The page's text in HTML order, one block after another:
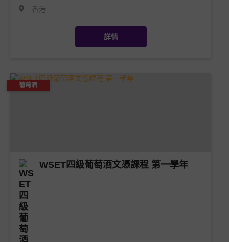
企業活動
常見問題
聯絡我們
前往中國大陸網站
香港
詳情
葡萄酒
WSET四級葡萄酒文憑課程 第一學年